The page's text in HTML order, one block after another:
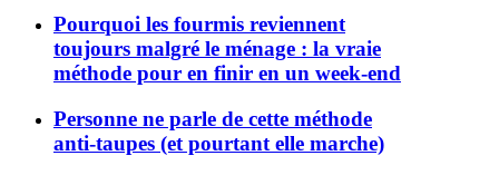
Pourquoi les fourmis reviennent
toujours malgré le ménage : la vraie
méthode pour en finir en un week-end
Personne ne parle de cette méthode
anti-taupes (et pourtant elle marche)